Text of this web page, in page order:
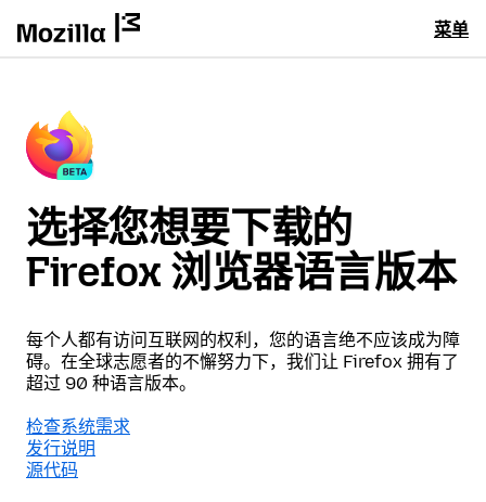
菜单
选择您想要下载的
Firefox 浏览器语言版本
每个人都有访问互联网的权利，您的语言绝不应该成为障
碍。在全球志愿者的不懈努力下，我们让 Firefox 拥有了
超过 90 种语言版本。
检查系统需求
发行说明
源代码